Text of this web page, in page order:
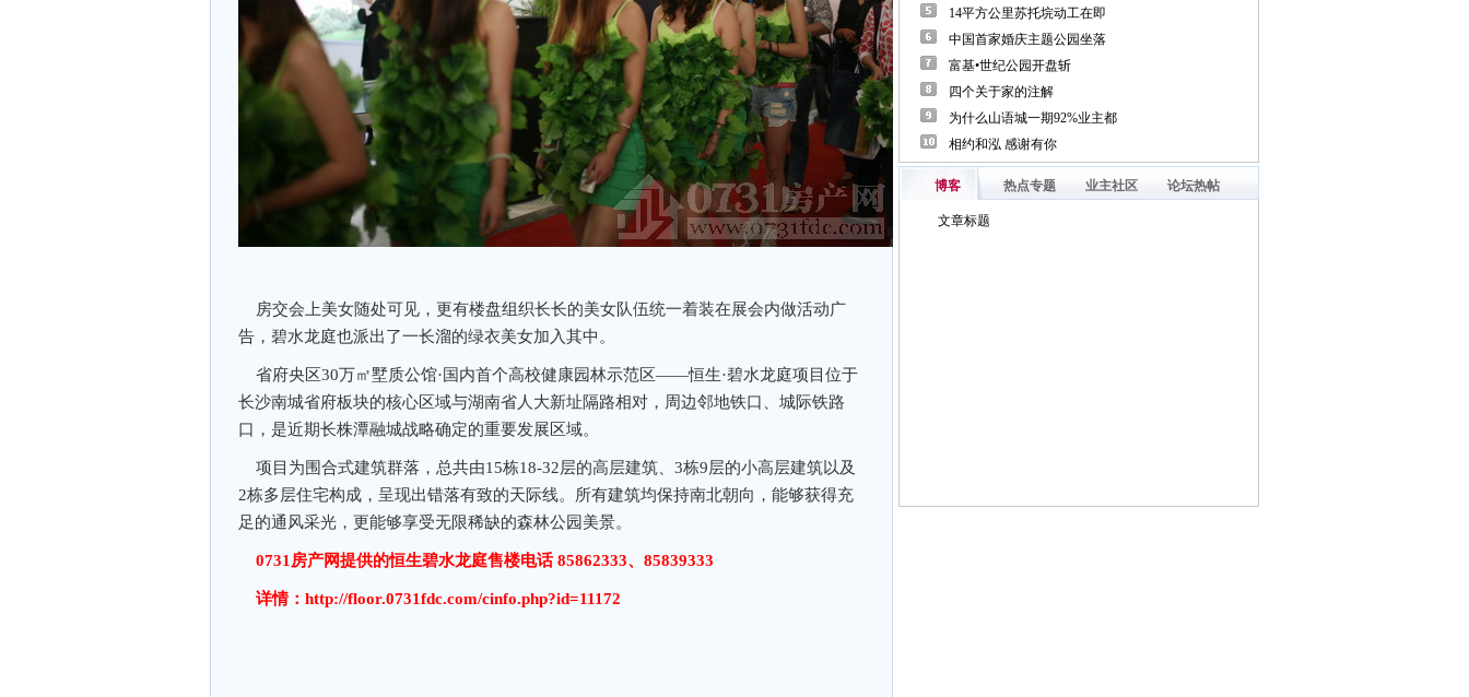
房交会上美女随处可见，更有楼盘组织长长的美女队伍统一着装在展会内做活动广
告，碧水龙庭也派出了一长溜的绿衣美女加入其中。
省府央区30万㎡墅质公馆·国内首个高校健康园林示范区——恒生·碧水龙庭项目位于
长沙南城省府板块的核心区域与湖南省人大新址隔路相对，周边邻地铁口、城际铁路
口，是近期长株潭融城战略确定的重要发展区域。
项目为围合式建筑群落，总共由15栋18-32层的高层建筑、3栋9层的小高层建筑以及
2栋多层住宅构成，呈现出错落有致的天际线。所有建筑均保持南北朝向，能够获得充
足的通风采光，更能够享受无限稀缺的森林公园美景。
0731房产网提供的恒生碧水龙庭售楼电话 85862333、85839333
详情： http://floor.0731fdc.com/cinfo.php?id=11172
博客 热点专题 业主社区 论坛热帖